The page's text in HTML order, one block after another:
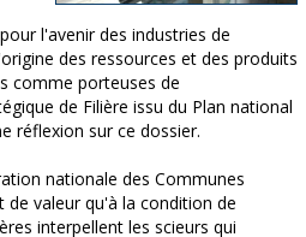
l'avenir des industries de
des ressources et des produits
comme porteuses de
de Filière issu du Plan national
réflexion sur ce dossier.
nationale des Communes
valeur qu'à la condition de
interpellent les scieurs qui